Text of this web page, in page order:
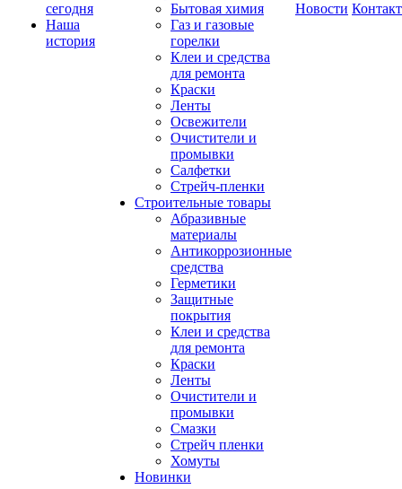
сегодня
Наша
история
Бытовая химия
Газ и газовые
горелки
Клеи и средства
для ремонта
Краски
Ленты
Освежители
Очистители и
промывки
Салфетки
Стрейч-пленки
Строительные товары
Абразивные
материалы
Антикоррозионные
средства
Герметики
Защитные
покрытия
Клеи и средства
для ремонта
Краски
Ленты
Очистители и
промывки
Смазки
Стрейч пленки
Хомуты
Новинки
Новости